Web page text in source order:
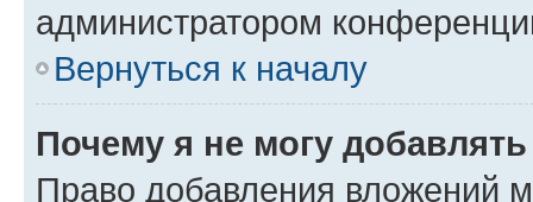
администратором
Вернуться к началу
Почему я не могу
Право добавления вложений